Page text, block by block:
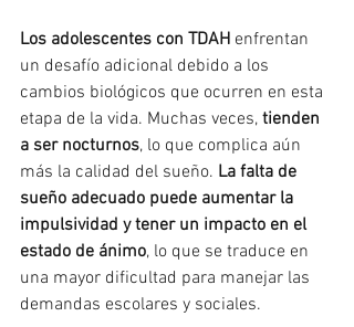
Los adolescentes con TDAH enfrentan
un desafío adicional debido a los
cambios biológicos que ocurren en esta
etapa de la vida. Muchas veces, tienden
a ser nocturnos, lo que complica aún
más la calidad del sueño. La falta de
sueño adecuado puede aumentar la
impulsividad y tener un impacto en el
estado de ánimo, lo que se traduce en
una mayor dificultad para manejar las
demandas escolares y sociales.